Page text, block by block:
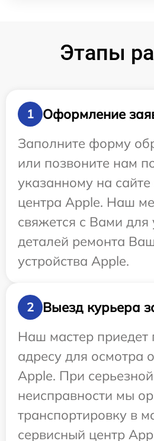
Этапы
1
Оформление
Заполните форму
или позвоните нам
указанному на сайте
центра Apple. Наш
свяжется с Вами для
деталей ремонта
устройства Apple.
2
Выезд курьера
Наш мастер приедет
адресу для осмотра
Apple. При серьезной
неисправности мы
транспортировку в
сервисный центр